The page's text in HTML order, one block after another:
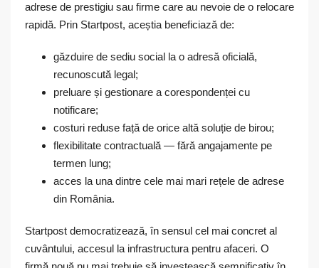
adrese de prestigiu sau firme care au nevoie de o relocare
rapidă. Prin Startpost, aceștia beneficiază de:
găzduire de sediu social la o adresă oficială,
recunoscută legal;
preluare și gestionare a corespondenței cu
notificare;
costuri reduse față de orice altă soluție de birou;
flexibilitate contractuală — fără angajamente pe
termen lung;
acces la una dintre cele mai mari rețele de adrese
din România.
Startpost democratizează, în sensul cel mai concret al
cuvântului, accesul la infrastructura pentru afaceri. O